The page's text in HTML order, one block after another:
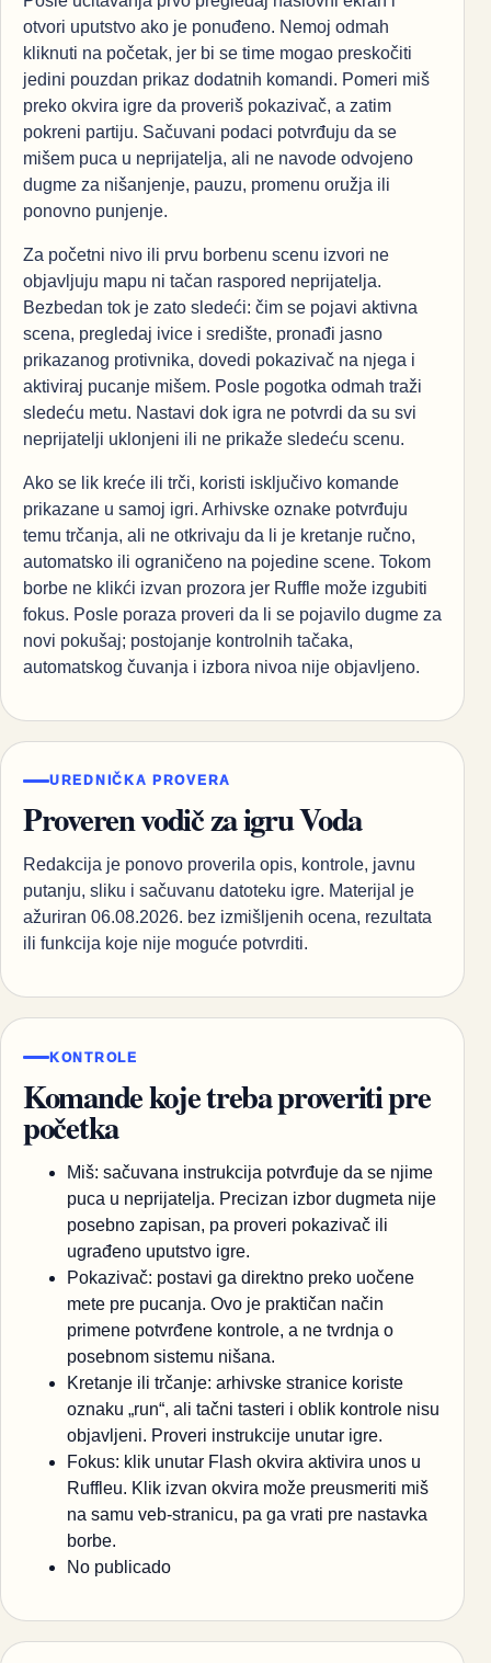
otvori uputstvo ako je ponuđeno. Nemoj odmah
kliknuti na početak, jer bi se time mogao preskočiti
jedini pouzdan prikaz dodatnih komandi. Pomeri miš
preko okvira igre da proveriš pokazivač, a zatim
pokreni partiju. Sačuvani podaci potvrđuju da se
mišem puca u neprijatelja, ali ne navode odvojeno
dugme za nišanjenje, pauzu, promenu oružja ili
ponovno punjenje.
Za početni nivo ili prvu borbenu scenu izvori ne
objavljuju mapu ni tačan raspored neprijatelja.
Bezbedan tok je zato sledeći: čim se pojavi aktivna
scena, pregledaj ivice i središte, pronađi jasno
prikazanog protivnika, dovedi pokazivač na njega i
aktiviraj pucanje mišem. Posle pogotka odmah traži
sledeću metu. Nastavi dok igra ne potvrdi da su svi
neprijatelji uklonjeni ili ne prikaže sledeću scenu.
Ako se lik kreće ili trči, koristi isključivo komande
prikazane u samoj igri. Arhivske oznake potvrđuju
temu trčanja, ali ne otkrivaju da li je kretanje ručno,
automatsko ili ograničeno na pojedine scene. Tokom
borbe ne klikći izvan prozora jer Ruffle može izgubiti
fokus. Posle poraza proveri da li se pojavilo dugme za
novi pokušaj; postojanje kontrolnih tačaka,
automatskog čuvanja i izbora nivoa nije objavljeno.
UREDNIČKA PROVERA
Proveren vodič za igru Voda
Redakcija je ponovo proverila opis, kontrole, javnu
putanju, sliku i sačuvanu datoteku igre. Materijal je
ažuriran 06.08.2026. bez izmišljenih ocena, rezultata
ili funkcija koje nije moguće potvrditi.
KONTROLE
Komande koje treba proveriti pre
početka
Miš: sačuvana instrukcija potvrđuje da se njime
puca u neprijatelja. Precizan izbor dugmeta nije
posebno zapisan, pa proveri pokazivač ili
ugrađeno uputstvo igre.
Pokazivač: postavi ga direktno preko uočene
mete pre pucanja. Ovo je praktičan način
primene potvrđene kontrole, a ne tvrdnja o
posebnom sistemu nišana.
Kretanje ili trčanje: arhivske stranice koriste
oznaku „run“, ali tačni tasteri i oblik kontrole nisu
objavljeni. Proveri instrukcije unutar igre.
Fokus: klik unutar Flash okvira aktivira unos u
Ruffleu. Klik izvan okvira može preusmeriti miš
na samu veb-stranicu, pa ga vrati pre nastavka
borbe.
No publicado